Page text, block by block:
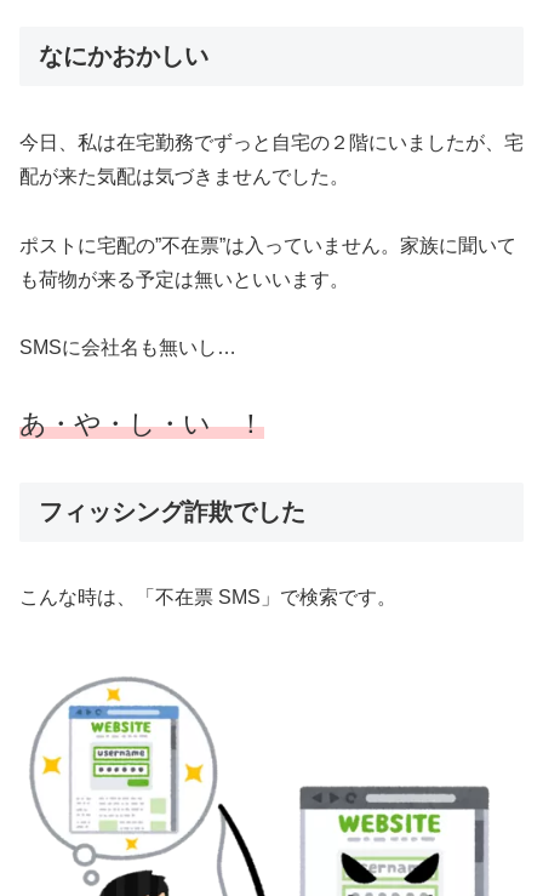
なにかおかしい
今日、私は在宅勤務でずっと自宅の２階にいましたが、宅
配が来た気配は気づきませんでした。
ポストに宅配の”不在票”は入っていません。家族に聞いて
も荷物が来る予定は無いといいます。
SMSに会社名も無いし…
あ・や・し・い ！
フィッシング詐欺でした
こんな時は、「不在票 SMS」で検索です。